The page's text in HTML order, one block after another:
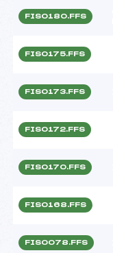
FIS0180.FFS
FIS0175.FFS
FIS0173.FFS
FIS0172.FFS
FIS0170.FFS
FIS0168.FFS
FIS0078.FFS